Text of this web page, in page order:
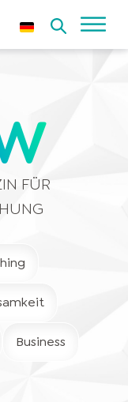
FÜR
Business